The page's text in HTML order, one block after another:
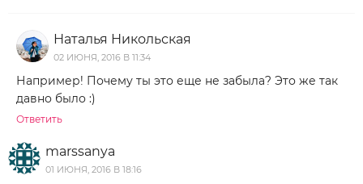
Наталья Никольская
02 ИЮНЯ, 2016 В 11:34
Например! Почему ты это еще не забыла? Это же так
давно было :)
Ответить
marssanya
01 ИЮНЯ, 2016 В 18:16